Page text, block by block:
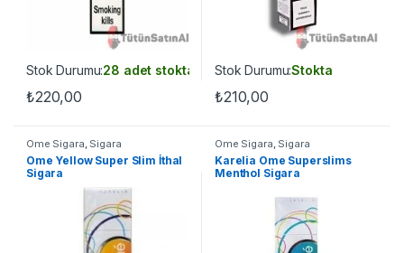
Stok Durumu:28 adet stokta
₺220,00
Stok Durumu:Stokta
₺210,00
Ome Sigara, Sigara
Ome Yellow Super Slim İthal
Sigara
Ome Sigara, Sigara
Karelia Ome Superslims
Menthol Sigara